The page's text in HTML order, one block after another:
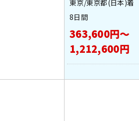
東京/東京都(日本)着
8日間
363,600円～
1,212,600円